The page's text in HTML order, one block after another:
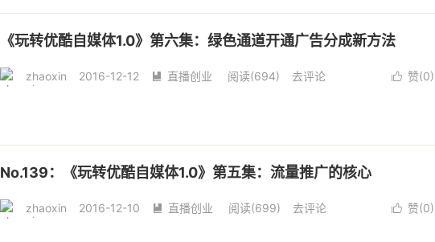
《玩转优酷自媒体1.0》第六集：绿色通道开通广告分成新方法
 赞(0)
zhaoxin 2016-12-12  直播创业 阅读(694) 去评论
No.139：《玩转优酷自媒体1.0》第五集：流量推广的核心
 赞(0)
zhaoxin 2016-12-10  直播创业 阅读(699) 去评论